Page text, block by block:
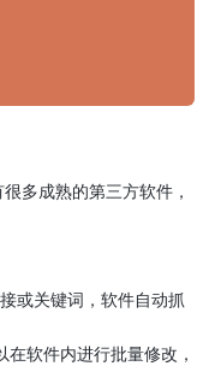
多成熟的第三方软件，
或关键词，软件自动抓
软件内进行批量修改，